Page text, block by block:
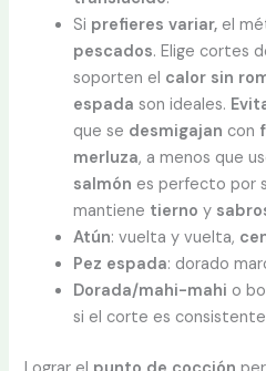
Si prefieres variar, el
pescados. Elige cortes
soporten el calor sin
espada son ideales.
que se desmigajan con
merluza, a menos que
salmón es perfecto por
mantiene tierno y
Atún: vuelta y vuelta,
Pez espada: dorado
Dorada/mahi-mahi o
si el corte es